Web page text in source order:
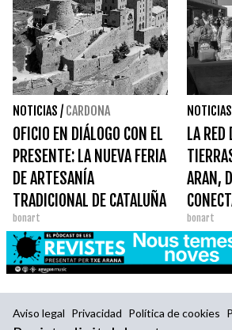
NOTICIAS / CARDONA
OFICIO EN DIÁLOGO CON EL
PRESENTE: LA NUEVA FERIA
DE ARTESANÍA
TRADICIONAL DE CATALUÑA
bonart
NOTICIAS
LA RED
ARAN,
Y
bonart
Aviso legal Privacidad Política de cookies